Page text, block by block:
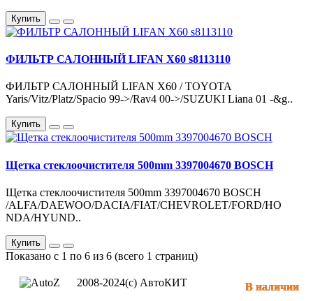
В наличии
В наличии
В наличии
В наличии
Купить
ФИЛЬТР САЛОННЫЙ LIFAN X60 s8113110
ФИЛЬТР САЛОННЫЙ LIFAN X60 / TOYOTA
Yaris/Vitz/Platz/Spacio 99->/Rav4 00->/SUZUKI Liana 01 -&g..
В наличии
Купить
Щетка стеклоочистителя 500mm 3397004670 BOSCH
Щетка стеклоочистителя 500mm 3397004670 BOSCH
/ALFA/DAEWOO/DACIA/FIAT/CHEVROLET/FORD/HO
NDA/HYUND..
В наличии
Купить
Показано с 1 по 6 из 6 (всего 1 страниц)
2008-2024(c) АвтоКИТ